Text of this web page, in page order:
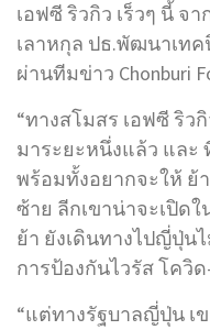
เอฟซี ริวกิว เร็วๆ นี้ จ
เลาหกุล ปธ.พัฒนาเท
ผ่านทีมข่าว Chonburi
“ทางสโมสร เอฟซี ริว
มาระยะหนึ่งแล้ว และ
พร้อมทั้งอยากจะให้ ย้
ซ้าย ลีกเขาน่าจะเปิด
ย้า ยังเดินทางไปญี่ปุ่น
การป้องกันไวรัส โควิ
“แต่ทางรัฐบาลญี่ปุ่น เ